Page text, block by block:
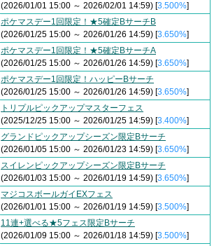
(2026/01/01 15:00 ～ 2026/02/01 14:59) [3.500%]
ポケマスデー1回限定！★5確定BサーチB
(2026/01/25 15:00 ～ 2026/01/26 14:59) [3.650%]
ポケマスデー1回限定！★5確定BサーチA
(2026/01/25 15:00 ～ 2026/01/26 14:59) [3.650%]
ポケマスデー1回限定！ハッピーBサーチ
(2026/01/25 15:00 ～ 2026/01/26 14:59) [3.650%]
トリプルピックアップマスターフェス
(2025/12/25 15:00 ～ 2026/01/25 14:59) [3.400%]
グランドピックアップシーズン限定Bサーチ
(2026/01/05 15:00 ～ 2026/01/23 14:59) [3.650%]
スイレンピックアップシーズン限定Bサーチ
(2026/01/03 15:00 ～ 2026/01/19 14:59) [3.650%]
マジコスボールガイEXフェス
(2026/01/01 15:00 ～ 2026/01/19 14:59) [3.500%]
11連+選べる★5フェス限定Bサーチ
(2026/01/09 15:00 ～ 2026/01/18 14:59) [3.500%]